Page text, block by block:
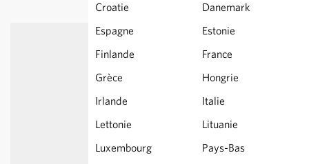
Croatie
Danemark
Espagne
Estonie
Finlande
France
Grèce
Hongrie
Irlande
Italie
Lettonie
Lituanie
Luxembourg
Pays-Bas